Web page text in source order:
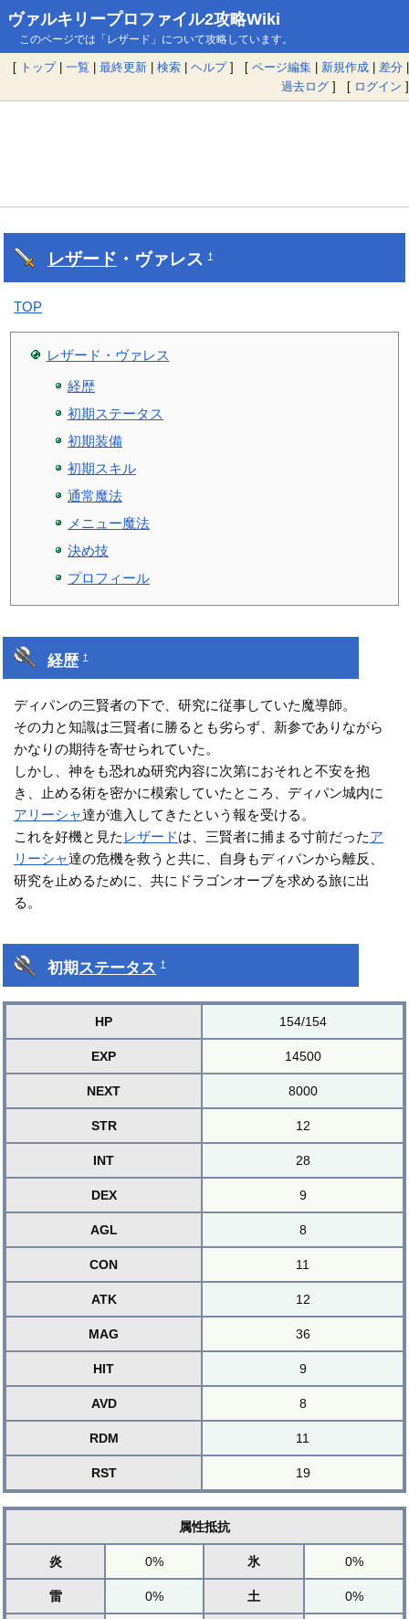
ヴァルキリープロファイル2攻略Wiki
このページでは「レザード」について攻略しています。
[ トップ| 一覧 | 最終更新 | 検索 | ヘルプ] [ ページ編集 | 新規作成 | 差分 |
過去ログ ] [ ログイン ]
レザード ・ヴァレス†
TOP
レザード・ヴァレス
経歴
初期ステータス
初期装備
初期スキル
通常魔法
メニュー魔法
決め技
プロフィール
経歴†
ディパンの三賢者の下で、研究に従事していた魔導師。
その力と知識は三賢者に勝るとも劣らず、新参でありながら
かなりの期待を寄せられていた。
しかし、神をも恐れぬ研究内容に次第におそれと不安を抱
き、止める術を密かに模索していたところ、ディパン城内に
アリーシャ達が進入してきたという報を受ける。
これを好機と見た レザードは、三賢者に捕まる寸前だったア
リーシャ達の危機を救うと共に、自身もディパンから離反、
研究を止めるために、共にドラゴンオーブを求める旅に出
る。
初期ステータス †
HP 154/154
EXP 14500
NEXT 8000
STR 12
INT 28
DEX 9
AGL 8
CON 11
ATK 12
MAG 36
HIT 9
AVD 8
RDM 11
RST 19
属性抵抗
炎 0% 氷 0%
雷 0% 土 0%